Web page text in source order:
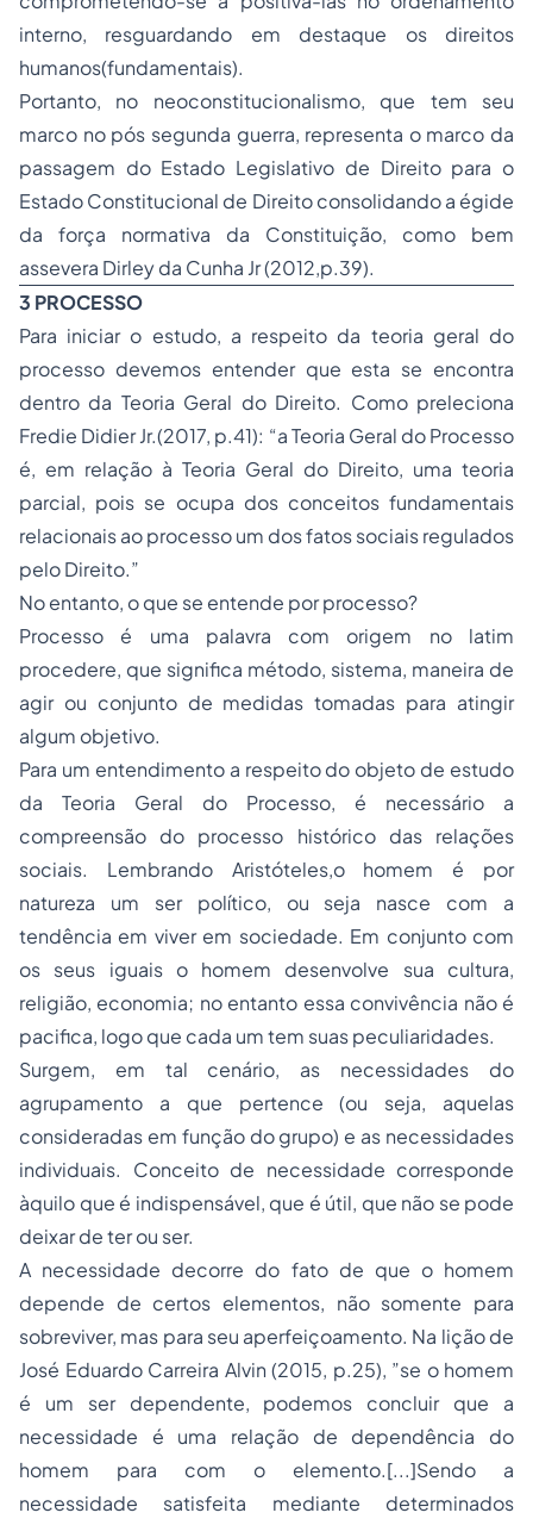
interno, resguardando em destaque os direitos
humanos(fundamentais).
Portanto, no neoconstitucionalismo, que tem seu
marco no pós segunda guerra, representa o marco da
passagem do Estado Legislativo de Direito para o
Estado Constitucional de Direito consolidando a égide
da força normativa da Constituição, como bem
assevera Dirley da Cunha Jr (2012,p.39).
3 PROCESSO
Para iniciar o estudo, a respeito da teoria geral do
processo devemos entender que esta se encontra
dentro da Teoria Geral do Direito. Como preleciona
Fredie Didier Jr.(2017, p.41): “a Teoria Geral do Processo
é, em relação à Teoria Geral do Direito, uma teoria
parcial, pois se ocupa dos conceitos fundamentais
relacionais ao processo um dos fatos sociais regulados
pelo Direito.”
No entanto, o que se entende por processo?
Processo é uma palavra com origem no latim
procedere, que significa método, sistema, maneira de
agir ou conjunto de medidas tomadas para atingir
algum objetivo.
Para um entendimento a respeito do objeto de estudo
da Teoria Geral do Processo, é necessário a
compreensão do processo histórico das relações
sociais. Lembrando Aristóteles,o homem é por
natureza um ser político, ou seja nasce com a
tendência em viver em sociedade. Em conjunto com
os seus iguais o homem desenvolve sua cultura,
religião, economia; no entanto essa convivência não é
pacifica, logo que cada um tem suas peculiaridades.
Surgem, em tal cenário, as necessidades do
agrupamento a que pertence (ou seja, aquelas
consideradas em função do grupo) e as necessidades
individuais. Conceito de necessidade corresponde
àquilo que é indispensável, que é útil, que não se pode
deixar de ter ou ser.
A necessidade decorre do fato de que o homem
depende de certos elementos, não somente para
sobreviver, mas para seu aperfeiçoamento. Na lição de
José Eduardo Carreira Alvin (2015, p.25), ”se o homem
é um ser dependente, podemos concluir que a
necessidade é uma relação de dependência do
homem para com o elemento.[...]Sendo a
necessidade satisfeita mediante determinados